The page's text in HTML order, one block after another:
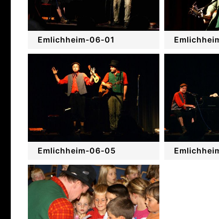
Emlichheim-06-01
Emlichheim-06-05